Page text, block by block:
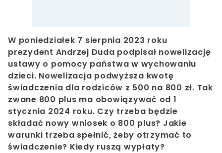
W poniedziałek 7 sierpnia 2023 roku
prezydent Andrzej Duda podpisał nowelizację
ustawy o pomocy państwa w wychowaniu
dzieci. Nowelizacja podwyższa kwotę
świadczenia dla rodziców z 500 na 800 zł. Tak
zwane 800 plus ma obowiązywać od 1
stycznia 2024 roku. Czy trzeba będzie
składać nowy wniosek o 800 plus? Jakie
warunki trzeba spełnić, żeby otrzymać to
świadczenie? Kiedy ruszą wypłaty?